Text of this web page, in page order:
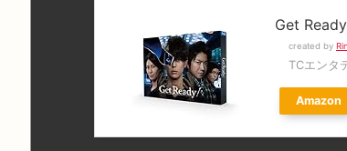
Get
created by
TCエンタ
Amazon